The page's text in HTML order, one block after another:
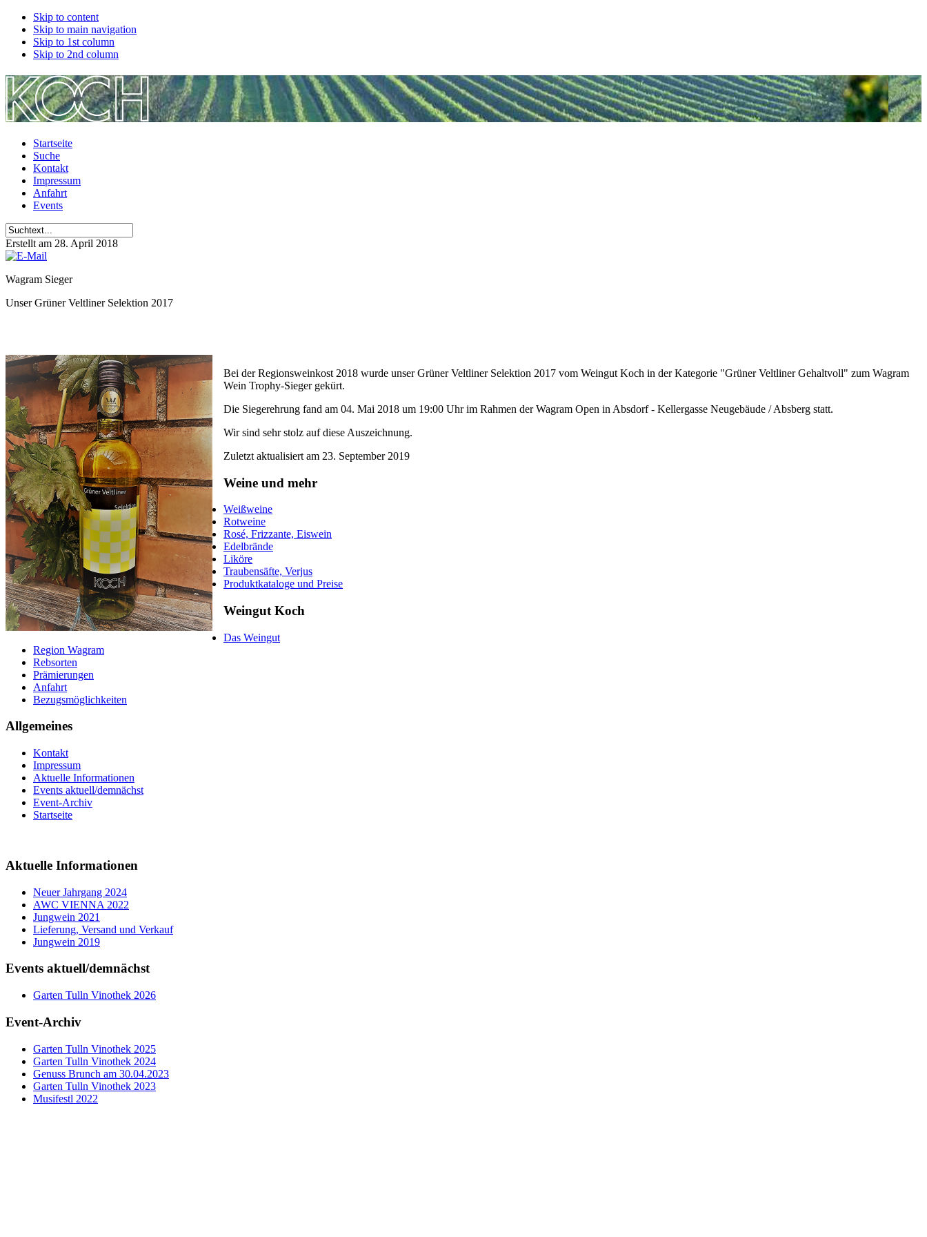
Skip to content
Skip to main navigation
Skip to 1st column
Skip to 2nd column
Startseite
Suche
Kontakt
Impressum
Anfahrt
Events
Erstellt am 28. April 2018
Wagram Sieger
Unser Grüner Veltliner Selektion 2017
Bei der Regionsweinkost 2018 wurde unser Grüner Veltliner Selektion 2017 vom Weingut Koch in der Kategorie "Grüner Veltliner Gehaltvoll" zum Wagram
Wein Trophy-Sieger gekürt.
Die Siegerehrung fand am 04. Mai 2018 um 19:00 Uhr im Rahmen der Wagram Open in Absdorf - Kellergasse Neugebäude / Absberg statt.
Wir sind sehr stolz auf diese Auszeichnung.
Zuletzt aktualisiert am 23. September 2019
Weine und mehr
Weißweine
Rotweine
Rosé, Frizzante, Eiswein
Edelbrände
Liköre
Traubensäfte, Verjus
Produktkataloge und Preise
Weingut Koch
Das Weingut
Region Wagram
Rebsorten
Prämierungen
Anfahrt
Bezugsmöglichkeiten
Allgemeines
Kontakt
Impressum
Aktuelle Informationen
Events aktuell/demnächst
Event-Archiv
Startseite
Aktuelle Informationen
Neuer Jahrgang 2024
AWC VIENNA 2022
Jungwein 2021
Lieferung, Versand und Verkauf
Jungwein 2019
Events aktuell/demnächst
Garten Tulln Vinothek 2026
Event-Archiv
Garten Tulln Vinothek 2025
Garten Tulln Vinothek 2024
Genuss Brunch am 30.04.2023
Garten Tulln Vinothek 2023
Musifestl 2022